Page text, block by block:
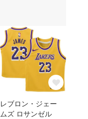
レブロン・ジェー
ムズ ロサンゼル